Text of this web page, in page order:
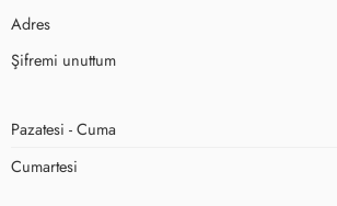
Adres
Şifremi unuttum
Pazatesi - Cuma
Cumartesi